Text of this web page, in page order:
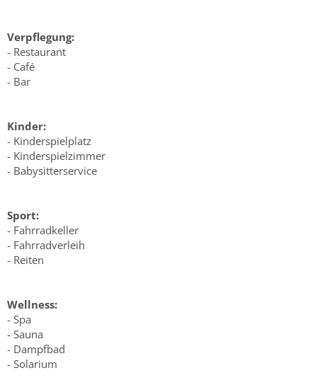
Verpflegung:
- Restaurant
- Café
- Bar
Kinder:
- Kinderspielplatz
- Kinderspielzimmer
- Babysitterservice
Sport:
- Fahrradkeller
- Fahrradverleih
- Reiten
Wellness:
- Spa
- Sauna
- Dampfbad
- Solarium